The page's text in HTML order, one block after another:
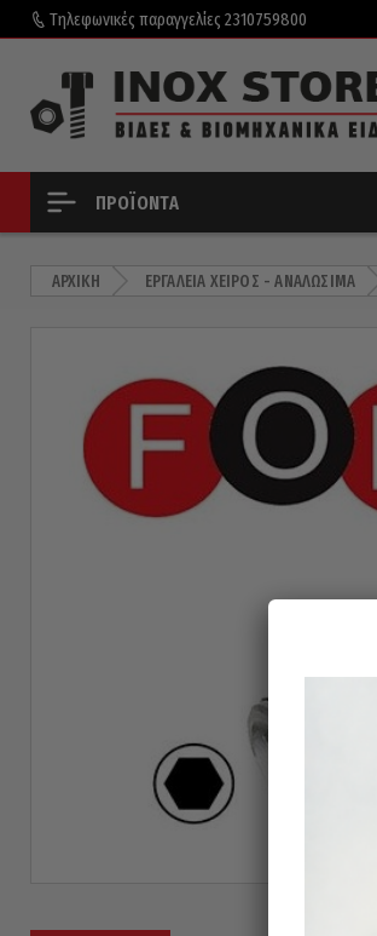
Τηλεφωνικές παραγγελίες 2310759800
ΠΡΟΪΌΝΤΑ
ΑΡΧΙΚΉ ΕΡΓΑΛΕΊΑ ΧΕΙΡΌΣ - ΑΝΑΛΏΣΙΜΑ